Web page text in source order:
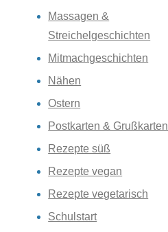
Massagen &
Streichelgeschichten
Mitmachgeschichten
Nähen
Ostern
Postkarten & Grußkarten
Rezepte süß
Rezepte vegan
Rezepte vegetarisch
Schulstart